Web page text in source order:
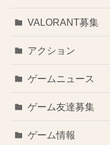
VALORANT募集
アクション
ゲームニュース
ゲーム友達募集
ゲーム情報